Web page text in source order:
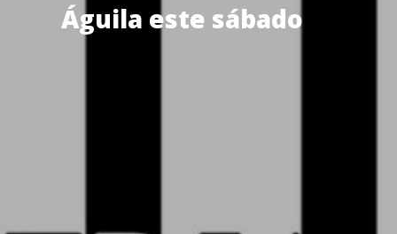
Águila este sábado